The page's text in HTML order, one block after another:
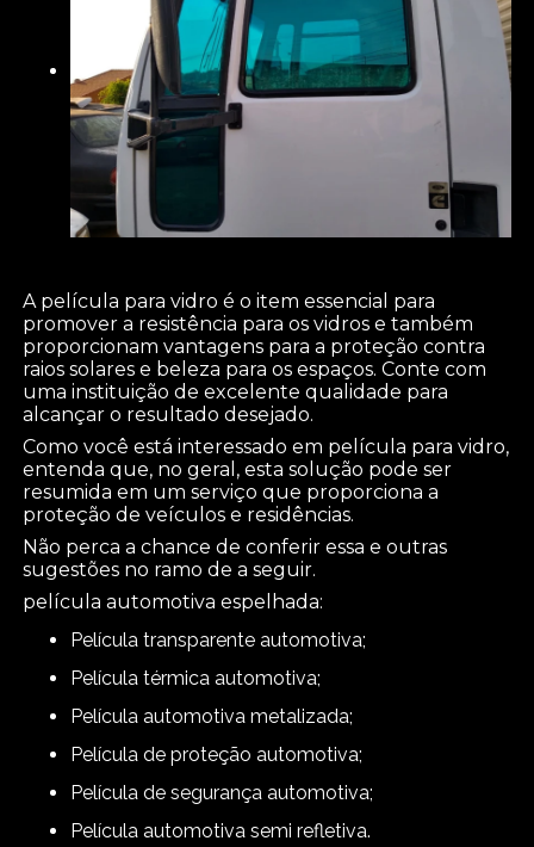
A película para vidro é o item essencial para
promover a resistência para os vidros e também
proporcionam vantagens para a proteção contra
raios solares e beleza para os espaços. Conte com
uma instituição de excelente qualidade para
alcançar o resultado desejado.
Como você está interessado em película para vidro,
entenda que, no geral, esta solução pode ser
resumida em um serviço que proporciona a
proteção de veículos e residências.
Não perca a chance de conferir essa e outras
sugestões no ramo de a seguir.
película automotiva espelhada:
película transparente automotiva;
película térmica automotiva;
película automotiva metalizada;
película de proteção automotiva;
película de segurança automotiva;
película automotiva semi refletiva.